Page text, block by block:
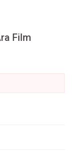
Film